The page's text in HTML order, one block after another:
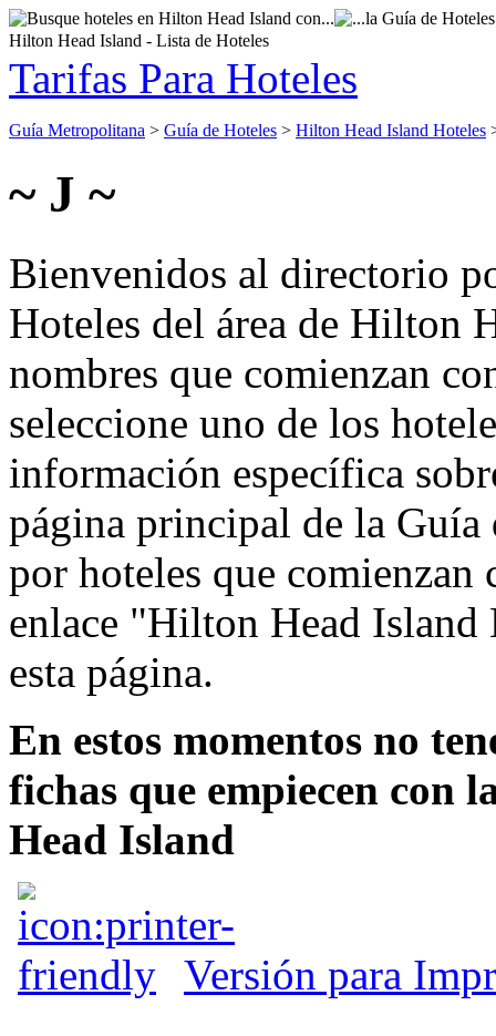
Hilton Head Island - Lista de Hoteles
Tarifas Para Hoteles
Guía Metropolitana > Guía de Hoteles > Hilton Head Island Hoteles
~ J ~
Bienvenidos al directorio
Hoteles del área de Hilton
nombres que comienzan
seleccione uno de los
información específica
página principal de la Guía
por hoteles que comienzan
enlace "Hilton Head
esta página.
En estos momentos no
fichas que empiecen
Head Island
Versión para